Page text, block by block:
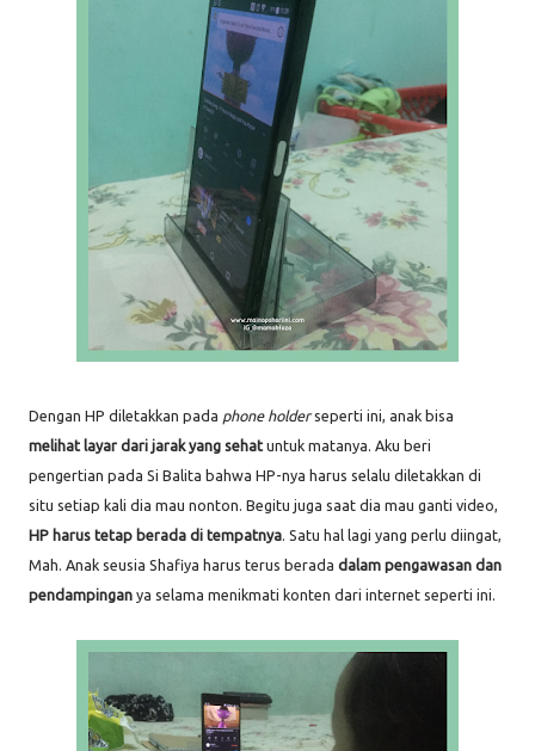
Dengan HP diletakkan pada phone holderseperti ini, anak bisa
melihat layar dari jarak yang sehat untuk matanya. Aku beri
pengertian pada Si Balita bahwa HP-nya harus selalu diletakkan di
situ setiap kali dia mau nonton. Begitu juga saat dia mau ganti video,
HP harus tetap berada di tempatnya . Satu hal lagi yang perlu diingat,
Mah. Anak seusia Shafiya harus terus berada dalam pengawasan dan
pendampingan ya selama menikmati konten dari internet seperti ini.